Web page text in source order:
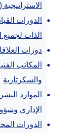
الدورات
الذات لجميع
دورات
المكاتب
والسكرتارية
الموارد
الإداري
الدورات